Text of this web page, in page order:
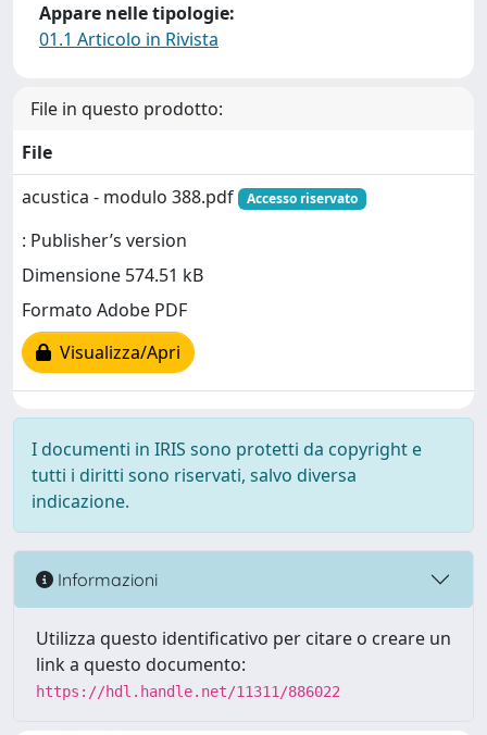
Appare nelle tipologie:
01.1 Articolo in Rivista
File in questo prodotto:
File
acustica - modulo 388.pdf
Accesso riservato
: Publisher’s version
Dimensione 574.51 kB
Formato Adobe PDF
Visualizza/Apri
I documenti in IRIS sono protetti da copyright e
tutti i diritti sono riservati, salvo diversa
indicazione.
Informazioni
Utilizza questo identificativo per citare o creare un
link a questo documento:
https://hdl.handle.net/11311/886022